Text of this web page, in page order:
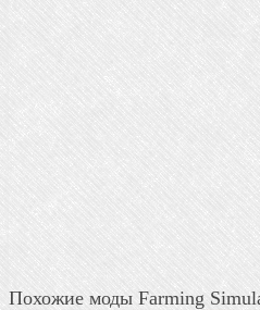
Похожие моды Farming